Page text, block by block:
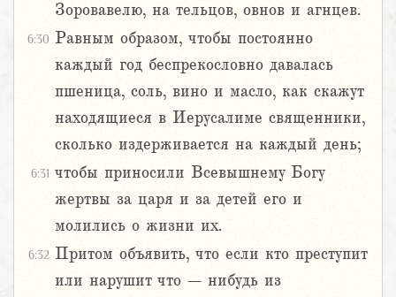
Зоровавелю, на тельцов, овнов и агнцев.
6:30 Равным образом, чтобы постоянно
каждый год беспрекословно давалась
пшеница, соль, вино и масло, как скажут
находящиеся в Иерусалиме священники,
сколько издерживается на каждый день;
6:31 чтобы приносили Всевышнему Богу
жертвы за царя и за детей его и
молились о жизни их.
6:32 Притом объявить, что если кто преступит
или нарушит что – нибудь из